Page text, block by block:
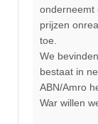
onderneemt
prijzen
toe.
We
bestaat in
ABN/Amro
War willen